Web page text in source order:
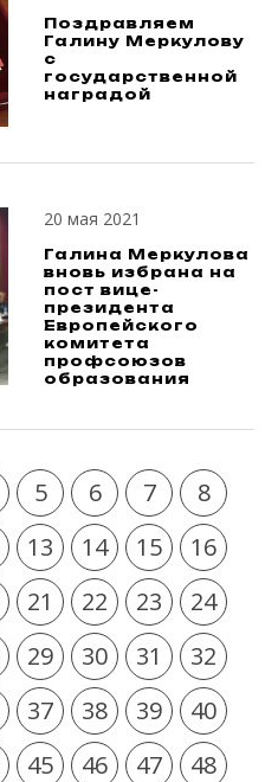
Поздравляем
Галину Меркулову
с
государственной
наградой
20 мая 2021
Галина Меркулова
вновь избрана на
пост вице-
президента
Европейского
комитета
профсоюзов
образования
5 6 7
8
13 14 15
16
21 22 23
24
29 30 31
32
37 38 39
40
45 46 47
48